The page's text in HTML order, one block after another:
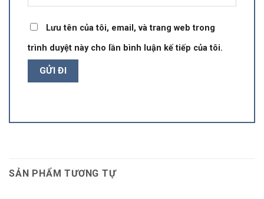
Lưu tên của tôi, email, và trang web trong
trình duyệt này cho lần bình luận kế tiếp của tôi.
SẢN PHẨM TƯƠNG TỰ